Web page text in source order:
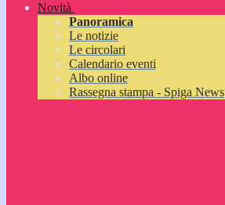
Novità
Panoramica
Le notizie
Le circolari
Calendario eventi
Albo online
Rassegna stampa - Spiga News